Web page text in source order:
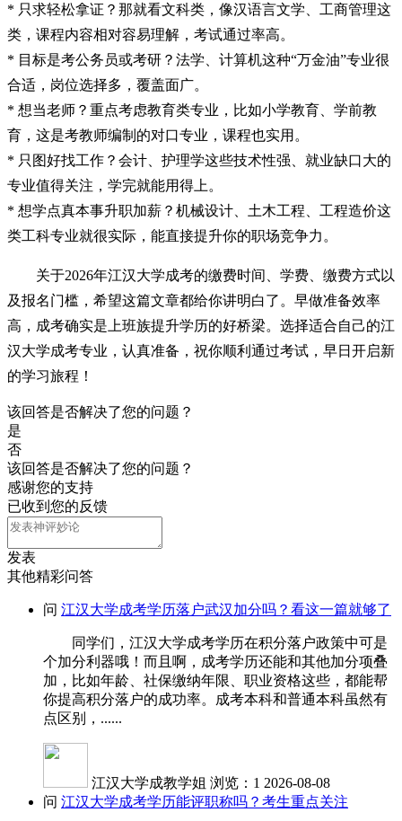
* 只求轻松拿证？那就看文科类，像汉语言文学、工商管理这
类，课程内容相对容易理解，考试通过率高。
* 目标是考公务员或考研？法学、计算机这种“万金油”专业很
合适，岗位选择多，覆盖面广。
* 想当老师？重点考虑教育类专业，比如小学教育、学前教
育，这是考教师编制的对口专业，课程也实用。
* 只图好找工作？会计、护理学这些技术性强、就业缺口大的
专业值得关注，学完就能用得上。
* 想学点真本事升职加薪？机械设计、土木工程、工程造价这
类工科专业就很实际，能直接提升你的职场竞争力。
关于2026年江汉大学成考的缴费时间、学费、缴费方式以
及报名门槛，希望这篇文章都给你讲明白了。早做准备效率
高，成考确实是上班族提升学历的好桥梁。选择适合自己的江
汉大学成考专业，认真准备，祝你顺利通过考试，早日开启新
的学习旅程！
该回答是否解决了您的问题？
是
否
该回答是否解决了您的问题？
感谢您的支持
已收到您的反馈
发表
其他精彩问答
问 江汉大学成考学历落户武汉加分吗？看这一篇就够了
同学们，江汉大学成考学历在积分落户政策中可是
个加分利器哦！而且啊，成考学历还能和其他加分项叠
加，比如年龄、社保缴纳年限、职业资格这些，都能帮
你提高积分落户的成功率。成考本科和普通本科虽然有
点区别，......
江汉大学成教学姐 浏览：1 2026-08-08
问 江汉大学成考学历能评职称吗？考生重点关注